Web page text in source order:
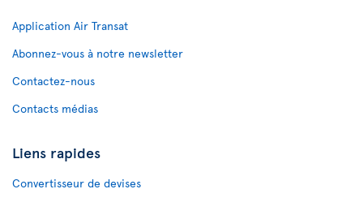
Application Air Transat
Abonnez-vous à notre newsletter
Contactez-nous
Contacts médias
Liens rapides
Convertisseur de devises